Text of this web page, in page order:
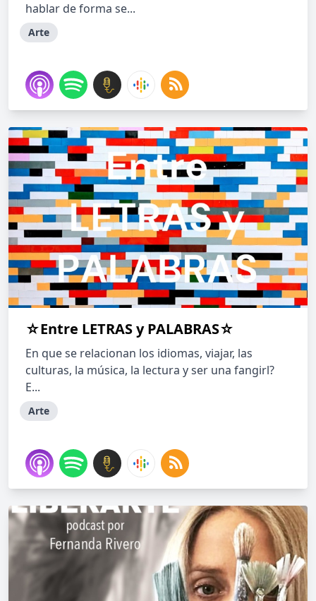
hablar de forma se...
Arte
☆Entre LETRAS y PALABRAS☆
En que se relacionan los idiomas, viajar, las
culturas, la música, la lectura y ser una fangirl?
E...
Arte